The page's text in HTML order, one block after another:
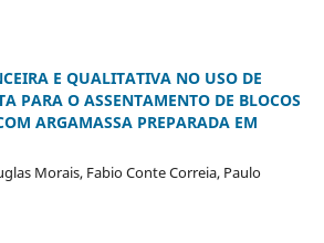
E QUALITATIVA NO USO DE
PARA O ASSENTAMENTO DE BLOCOS
ARGAMASSA PREPARADA EM
Morais, Fabio Conte Correia, Paulo